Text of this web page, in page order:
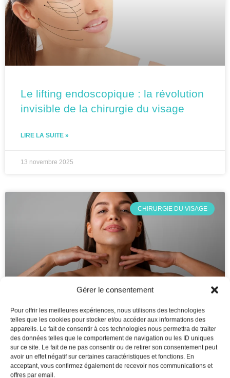
Gérer le consentement
Pour offrir les meilleures expériences, nous utilisons des technologies
telles que les cookies pour stocker et/ou accéder aux informations des
appareils. Le fait de consentir à ces technologies nous permettra de traiter
des données telles que le comportement de navigation ou les ID uniques
sur ce site. Le fait de ne pas consentir ou de retirer son consentement peut
avoir un effet négatif sur certaines caractéristiques et fonctions. En
acceptant, vous confirmez également de recevoir nos communications et
offres par email.
Le lifting endoscopique : la révolution
invisible de la chirurgie du visage
LIRE LA SUITE »
13 novembre 2025
CHIRURGIE DU VISAGE
Cervicoplastie : Rajeunir et tonifier
l’apparence du cou
LIRE LA SUITE »